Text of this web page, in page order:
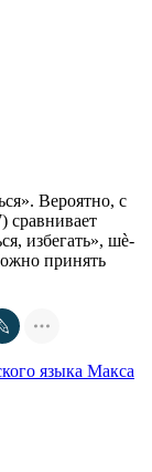
Вероятно, с
избегать», шѐ-
принять
языка Макса